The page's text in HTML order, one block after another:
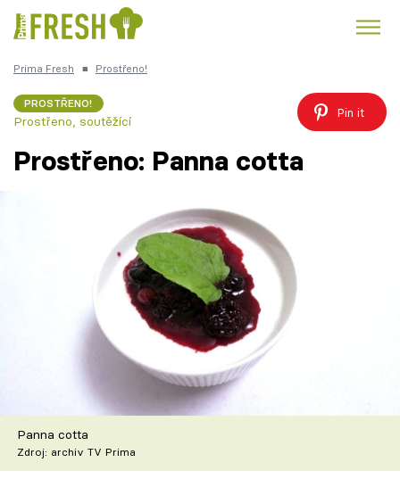
Česká kuchyně
Škola vaření
Recepty z TV
Prima Fresh ■ Prostřeno!
PROSTŘENO!
Prostřeno, soutěžící
Pin it
Prostřeno: Panna cotta
Panna cotta
Zdroj: archiv TV Prima